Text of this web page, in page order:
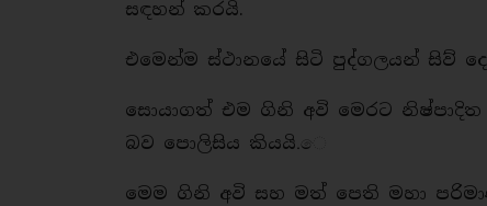
සඳහන් කරයි.
එමෙන්ම ස්ථානයේ සිටි පුද්ගලයන් සිව්
සොයාගත් එම ගිනි අවි මෙරට
බව පොලිසිය කියයි.ෙ
මෙම ගිනි අවි සහ මත් පෙති මහා